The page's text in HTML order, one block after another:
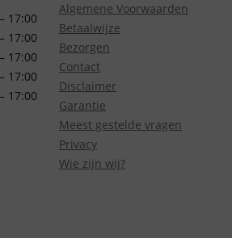
17:00
17:00
17:00
17:00
17:00
Algemene Voorwaarden
Betaalwijze
Bezorgen
Contact
Disclaimer
Garantie
Meest gestelde vragen
Privacy
Wie zijn wij?